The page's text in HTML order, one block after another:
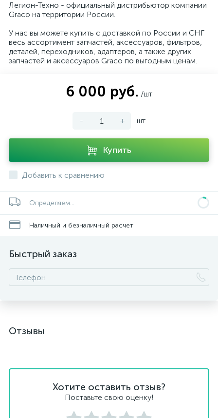
Легион-Техно - официальный дистрибьютор компании
Graco на территории России.
У нас вы можете купить с доставкой по России и СНГ
весь ассортимент запчастей, аксессуаров, фильтров,
деталей, переходников, адаптеров, а также других
запчастей и аксессуаров Graco по выгодным ценам.
6 000 руб. /шт
- + шт
Купить
Добавить к сравнению
Определяем...
Наличный и безналичный расчет
Быстрый заказ
Отзывы
Хотите оставить отзыв?
Поставьте свою оценку!